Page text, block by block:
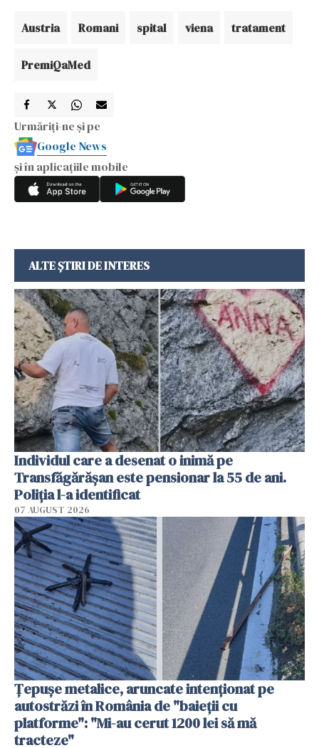
Austria Romani spital viena tratament
PremiQaMed
Urmăriți-ne și pe
Google News
și în aplicațiile mobile
ALTE ȘTIRI DE INTERES
Individul care a desenat o inimă pe
Transfăgărășan este pensionar la 55 de ani.
Poliția l-a identificat
07 AUGUST 2026
Țepușe metalice, aruncate intenționat pe
autostrăzi în România de "baieții cu
platforme": "Mi-au cerut 1200 lei să mă
tracteze"